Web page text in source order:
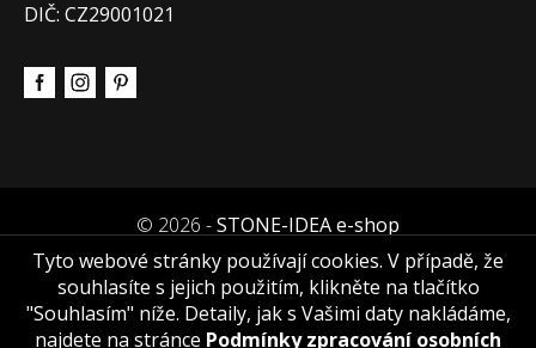
DIČ: CZ29001021
© 2026 -STONE-IDEA e-shop
Tyto webové stránky používají cookies. V případě, že
souhlasíte s jejich použitím, klikněte na tlačítko
"Souhlasím" níže. Detaily, jak s Vašimi daty nakládáme,
najdete na stránce Podmínky zpracování osobních